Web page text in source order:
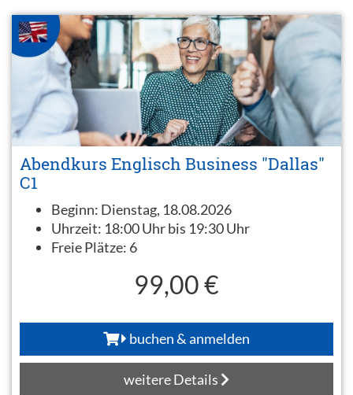
Abendkurs Englisch Business "Dallas"
C1
Beginn: Dienstag, 18.08.2026
Uhrzeit: 18:00 Uhr bis 19:30 Uhr
Freie Plätze: 6
99,00 €
buchen & anmelden
weitere Details